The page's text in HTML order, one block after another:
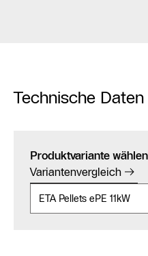
Technische
Produktvariante wählen
Variantenvergleich